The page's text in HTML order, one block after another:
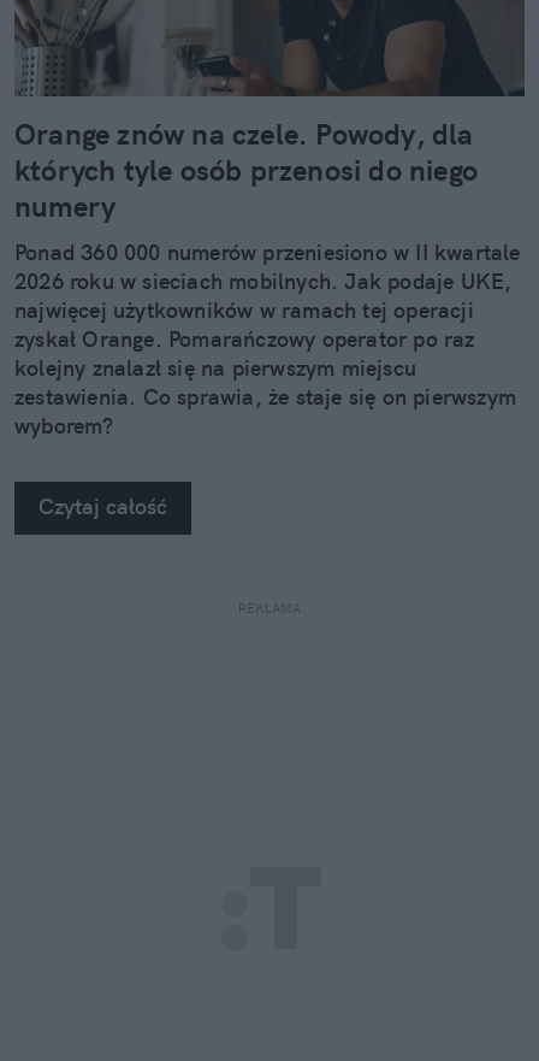
Orange znów na czele. Powody, dla
których tyle osób przenosi do niego
numery
Ponad 360 000 numerów przeniesiono w II kwartale
2026 roku w sieciach mobilnych. Jak podaje UKE,
najwięcej użytkowników w ramach tej operacji
zyskał Orange. Pomarańczowy operator po raz
kolejny znalazł się na pierwszym miejscu
zestawienia. Co sprawia, że staje się on pierwszym
wyborem?
Czytaj całość
REKLAMA